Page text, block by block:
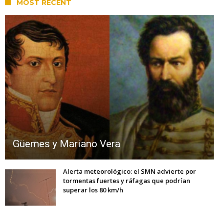
MOST RECENT
Güemes y Mariano Vera
Alerta meteorológico: el SMN advierte por
tormentas fuertes y ráfagas que podrían
superar los 80 km/h